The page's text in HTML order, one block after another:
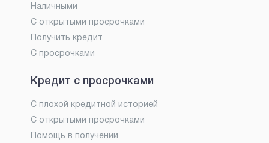
Наличными
С открытыми просрочками
Получить кредит
С просрочками
Кредит с просрочками
С плохой кредитной историей
С открытыми просрочками
Помощь в получении